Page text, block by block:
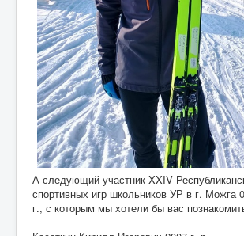
А следующий участник XXIV
спортивных игр школьников УР в г. Можга
г., с которым мы хотели бы вас